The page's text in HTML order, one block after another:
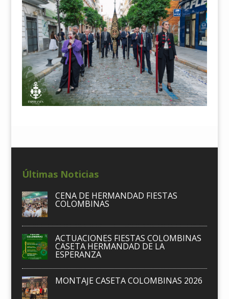
Últimas Noticias
CENA DE HERMANDAD FIESTAS
COLOMBINAS
ACTUACIONES FIESTAS COLOMBINAS
CASETA HERMANDAD DE LA
ESPERANZA
MONTAJE CASETA COLOMBINAS 2026